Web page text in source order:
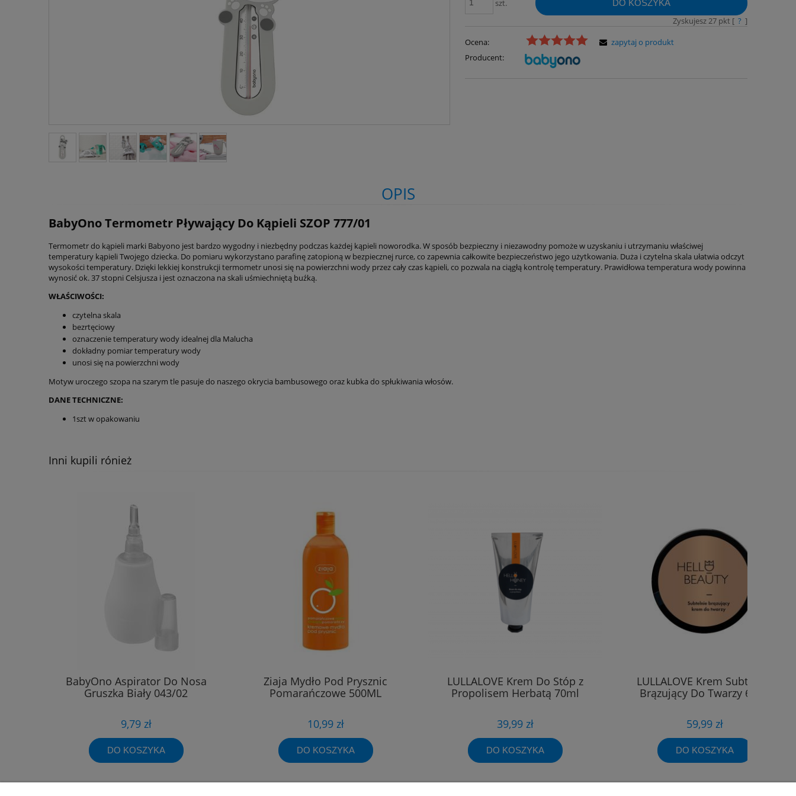
szt. DO KOSZYKA
Zyskujesz27pkt [ ? ]
Ocena:
Producent:
zapytaj o produkt
OPIS
BabyOno Termometr Pływający Do Kąpieli SZOP 777/01
Termometr do kąpieli marki Babyono jest bardzo wygodny i niezbędny podczas każdej kąpieli noworodka. W sposób bezpieczny i niezawodny pomoże w uzyskaniu i utrzymaniu właściwej
temperatury kąpieli Twojego dziecka. Do pomiaru wykorzystano parafinę zatopioną w bezpiecznej rurce, co zapewnia całkowite bezpieczeństwo jego użytkowania. Duża i czytelna skala ułatwia odczyt
wysokości temperatury. Dzięki lekkiej konstrukcji termometr unosi się na powierzchni wody przez cały czas kąpieli, co pozwala na ciągłą kontrolę temperatury. Prawidłowa temperatura wody powinna
wynosić ok. 37 stopni Celsjusza i jest oznaczona na skali uśmiechniętą buźką.
WŁAŚCIWOŚCI:
czytelna skala
bezrtęciowy
oznaczenie temperatury wody idealnej dla Malucha
dokładny pomiar temperatury wody
unosi się na powierzchni wody
Motyw uroczego szopa na szarym tle pasuje do naszego okrycia bambusowego oraz kubka do spłukiwania włosów.
DANE TECHNICZNE:
1szt w opakowaniu
Inni kupili rónież
BabyOno Aspirator Do Nosa
Gruszka Biały 043/02
9,79 zł
DO KOSZYKA
Ziaja Mydło Pod Prysznic
Pomarańczowe 500ML
10,99 zł
DO KOSZYKA
LULLALOVE Krem Do Stóp z
Propolisem Herbatą 70ml
39,99 zł
DO KOSZYKA
LULLALOVE Krem Subtelnie
Brązujący Do Twarzy 60ml
59,99 zł
DO KOSZYKA